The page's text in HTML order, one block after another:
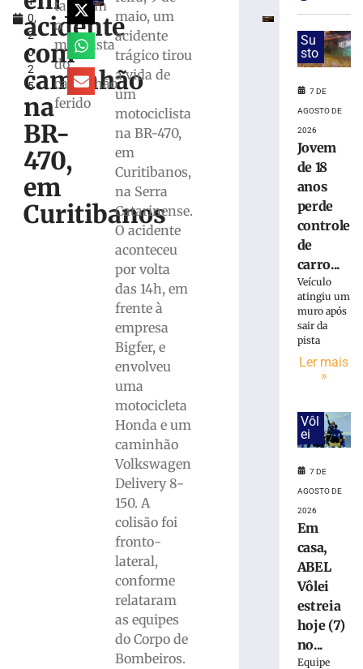
0,
2
0
2
5
acidente
com
caminhão
na
BR-
470,
em
Curitibanos
também
o
motorista
do
caminhão
ferido
maio, um
acidente
trágico tirou
a vida de
um
motociclista
na BR-470,
em
Curitibanos,
na Serra
Catarinense.
O acidente
aconteceu
por volta
das 14h, em
frente à
empresa
Bigfer, e
envolveu
uma
motocicleta
Honda e um
caminhão
Volkswagen
Delivery 8-
150. A
colisão foi
fronto-
lateral,
conforme
relataram
as equipes
do Corpo de
Bombeiros.
parcialmente
submerso
mangue
prende
mulher
tráfico
pessoas
exploração
Su
sto
7 DE
AGOSTO DE
2026
Jovem
de 18
anos
perde
controle
de
carro...
Veículo
atingiu um
muro após
sair da
pista
Ler mais
»
Vôl
ei
7 DE
AGOSTO DE
2026
Em
casa,
ABEL
Vôlei
estreia
hoje (7)
no...
Equipe